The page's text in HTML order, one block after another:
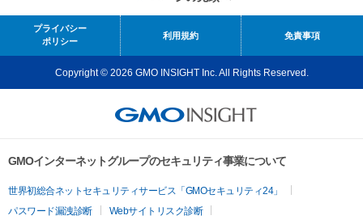
プライバシー
ポリシー
利用規約 免責事項
Copyright © 2026 GMO INSIGHT Inc. All Rights Reserved.
GMOインターネットグループのセキュリティ事業について
世界初総合ネットセキュリティサービス「GMOセキュリティ24」
パスワード漏洩診断
Webサイトリスク診断